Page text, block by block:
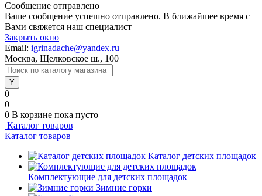
Сообщение отправлено
Ваше сообщение успешно отправлено. В ближайшее время с
Вами свяжется наш специалист
Закрыть окно
Email: igrinadache@yandex.ru
Москва, Щелковское ш., 100
0
0
0 В корзине пока пусто
Каталог товаров
Каталог товаров
Каталог детских площадок
Комплектующие для детских площадок
Зимние горки